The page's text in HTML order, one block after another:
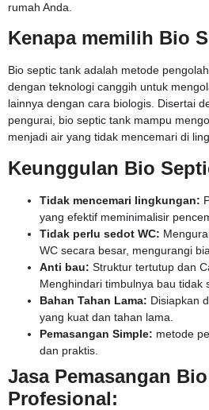
rumah Anda.
Kenapa memilih Bio
Bio septic tank adalah metode
dengan teknologi canggih untuk
lainnya dengan cara biologis. Disertai
pengurai, bio septic tank mampu
menjadi air yang tidak mencemari di
Keunggulan Bio
Tidak mencemari lingkungan:
yang efektif meminimalisir
Tidak perlu sedot WC:
WC secara besar, mengurangi
Anti bau: Struktur tertutup dan
Menghindari timbulnya bau tidak
Bahan Tahan Lama: Disiapkan
yang kuat dan tahan lama.
Pemasangan Simple: metode
dan praktis.
Jasa Pemasangan
Profesional: